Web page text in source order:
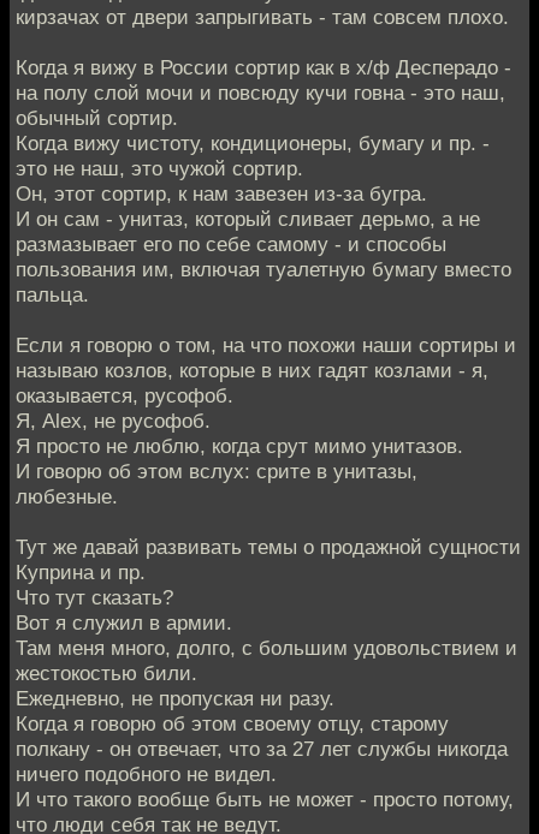
кирзачах от двери запрыгивать - там совсем плохо.
Когда я вижу в России сортир как в х/ф Десперадо -
на полу слой мочи и повсюду кучи говна - это наш,
обычный сортир.
Когда вижу чистоту, кондиционеры, бумагу и пр. -
это не наш, это чужой сортир.
Он, этот сортир, к нам завезен из-за бугра.
И он сам - унитаз, который сливает дерьмо, а не
размазывает его по себе самому - и способы
пользования им, включая туалетную бумагу вместо
пальца.
Если я говорю о том, на что похожи наши сортиры и
называю козлов, которые в них гадят козлами - я,
оказывается, русофоб.
Я, Alex, не русофоб.
Я просто не люблю, когда срут мимо унитазов.
И говорю об этом вслух: срите в унитазы,
любезные.
Тут же давай развивать темы о продажной сущности
Куприна и пр.
Что тут сказать?
Вот я служил в армии.
Там меня много, долго, с большим удовольствием и
жестокостью били.
Ежедневно, не пропуская ни разу.
Когда я говорю об этом своему отцу, старому
полкану - он отвечает, что за 27 лет службы никогда
ничего подобного не видел.
И что такого вообще быть не может - просто потому,
что люди себя так не ведут.